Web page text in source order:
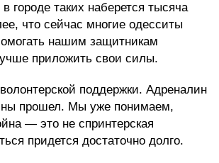
городе таких наберется тысяча
что сейчас многие одесситы
нашим защитникам
приложить свои силы.
поддержки. Адреналин
прошел. Мы уже понимаем,
— это не спринтерская
придется достаточно долго.